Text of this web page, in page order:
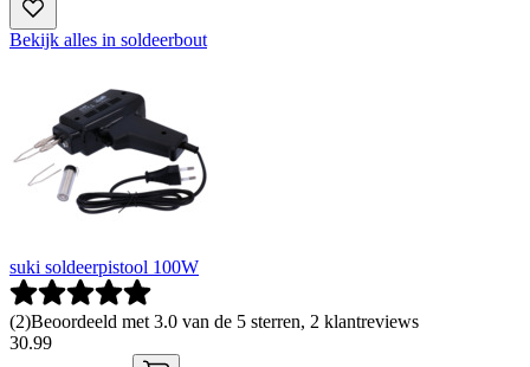
Bekijk alles in soldeerbout
suki soldeerpistool 100W
(2)Beoordeeld met 3.0 van de 5 sterren, 2 klantreviews
30.99